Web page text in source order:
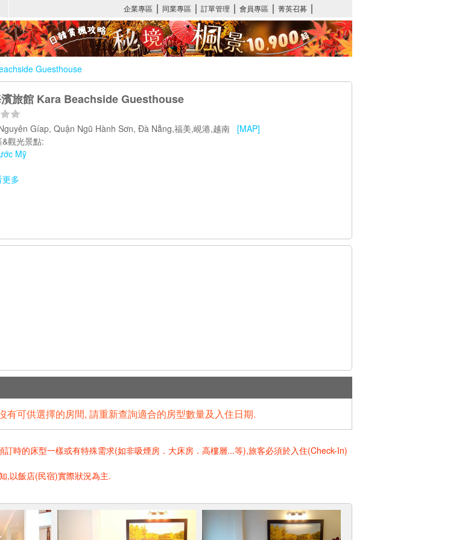
Guesthouse
旅館 Kara Beachside Guesthouse
Gíap, Quận Ngũ Hành Sơn, Đà Nẵng,福美,峴港,越南 [MAP]
觀光景點:
Mỹ
多
有可供選擇的房間, 請重新查詢適合的房型數量及入住日期.
時的床型一樣或有特殊需求(如非吸煙房．大床房．高樓層...等),旅客必須於入住(Check-In)
,以飯店(民宿)實際狀況為主.